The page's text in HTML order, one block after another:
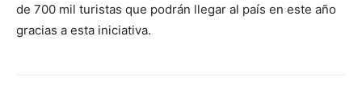
de 700 mil turistas que podrán llegar al país en este año
gracias a esta iniciativa.